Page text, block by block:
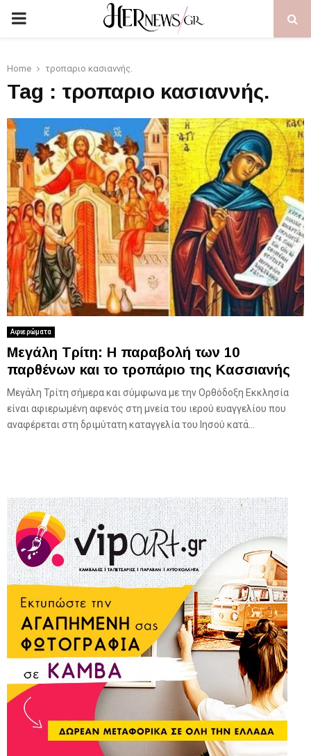
PRIMARY
Home τροπαριο κασιαννής.
Tag : τροπαριο κασιαννής.
Αφιερώματα
Μεγάλη Τρίτη: Η παραβολή των 10
παρθένων και το τροπάριο της Κασσιανής
Μεγάλη Τρίτη σήμερα και σύμφωνα με την Ορθόδοξη Εκκλησία
είναι αφιερωμένη αφενός στη μνεία του ιερού ευαγγελίου που
αναφέρεται στη δριμύτατη καταγγελία του Ιησού κατά...